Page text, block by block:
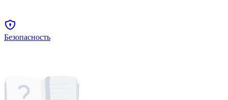
Безопасность